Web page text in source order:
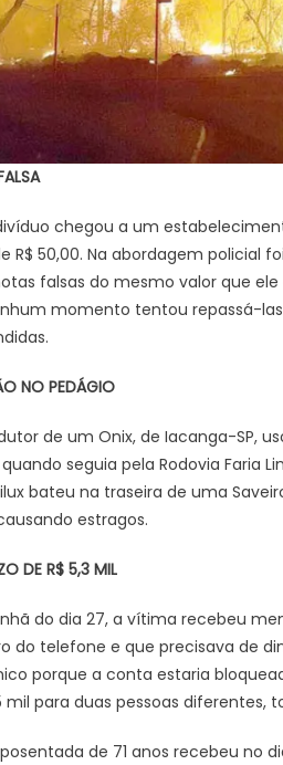
chegou a um
R$ 50,00. Na abordagem policial
falsas do mesmo valor que
momento tentou repassá-
NO PEDÁGIO
de um Onix, de Iacanga-SP,
quando seguia pela Rodovia Faria
bateu na traseira de uma
estragos.
DE R$ 5,3 MIL
do dia 27, a vítima recebeu
do telefone e que precisava de
porque a conta estaria
mil para duas pessoas diferentes,
de 71 anos recebeu no